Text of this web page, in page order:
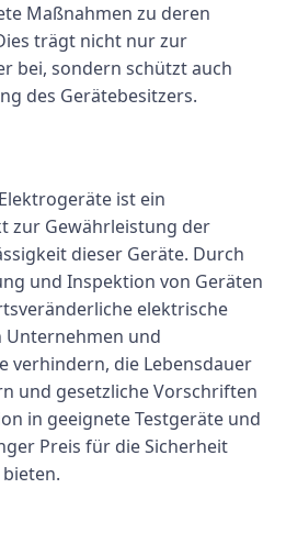
Maßnahmen zu deren
trägt nicht nur zur
bei, sondern schützt auch
des Gerätebesitzers.
ist ein
zur Gewährleistung der
dieser Geräte. Durch
und Inspektion von Geräten
elektrische
und
verhindern, die Lebensdauer
und gesetzliche Vorschriften
in geeignete Testgeräte und
Preis für die Sicherheit